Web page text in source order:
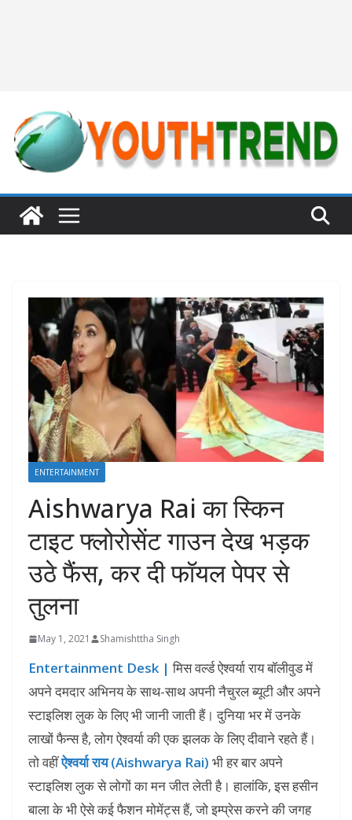
ENTERTAINMENT
Aishwarya Rai का स्किन
टाइट फ्लोरोसेंट गाउन देख भड़क
उठे फैंस, कर दी फॉयल पेपर से
तुलना
May 1, 2021 Shamishttha Singh
Entertainment Desk | मिस वर्ल्ड ऐश्वर्या राय बाॅलीवुड में
अपने दमदार अभिनय के साथ-साथ अपनी नैचुरल ब्यूटी और अपने
स्टाइलिश लुक के लिए भी जानी जाती हैं। दुनिया भर में उनके
लाखों फैन्स है, लोग ऐश्वर्या की एक झलक के लिए दीवाने रहते हैं।
तो वहींऐश्वर्या राय (Aishwarya Rai) भी हर बार अपने
स्टाइलिश लुक से लोगों का मन जीत लेती है। हालांकि, इस हसीन
बाला के भी ऐसे कई फैशन मोमेंट्स हैं, जो इम्प्रेस करने की जगह